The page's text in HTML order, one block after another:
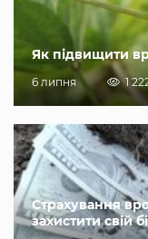
Як підвищити
6 липня 1
Страхування
захистити свій